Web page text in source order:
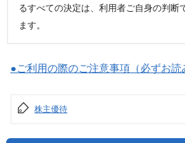
るすべての決定は、利用者ご自身の判断
ます。
●ご利用の際のご注意事項（必ずお読
株主優待